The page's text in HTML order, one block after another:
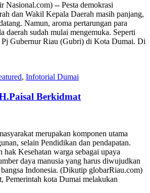
-- Pesta demokrasi
dan Wakil Kepala Daerah masih panjang,
Namun, aroma pertarungan para
daerah sudah mulai mengemuka. Seperti
Pj Gubernur Riau (Gubri) di Kota Dumai. Di
, Infotorial Dumai
Berkidmat
merupakan komponen utama
selain Pendidikan dan pendapatan.
hak Kesehatan warga sebagai upaya
daya manusia yang harus diwujudkan
Indonesia. (Dikutip globarRiau.com)
Pemerintah kota Dumai melakukan